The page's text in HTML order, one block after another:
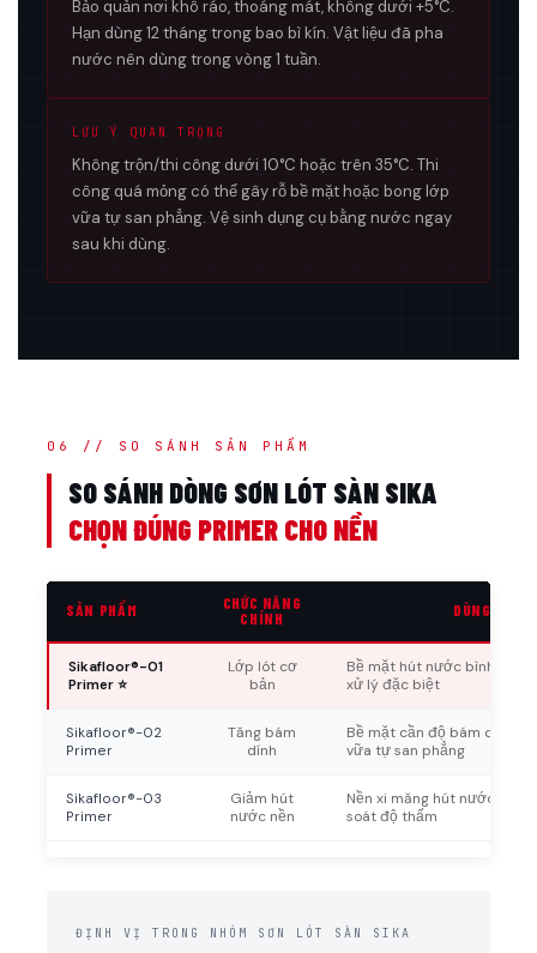
Bảo quản nơi khô ráo, thoáng mát, không dưới +5°C.
Hạn dùng 12 tháng trong bao bì kín. Vật liệu đã pha
nước nên dùng trong vòng 1 tuần.
LƯU Ý QUAN TRỌNG
Không trộn/thi công dưới 10°C hoặc trên 35°C. Thi
công quá mỏng có thể gây rỗ bề mặt hoặc bong lớp
vữa tự san phẳng. Vệ sinh dụng cụ bằng nước ngay
sau khi dùng.
06 // SO SÁNH SẢN PHẨM
SO SÁNH DÒNG SƠN LÓT SÀN SIKA
CHỌN ĐÚNG PRIMER CHO NỀN
SẢN PHẨM
CHỨC NĂNG
CHÍNH
DÙNG KHI
Sikafloor®-01
Primer ⭐
Lớp lót cơ
bản
Bề mặt hút nước bình
xử lý đặc biệt
Sikafloor®-02
Primer
Tăng bám
dính
Bề mặt cần độ bám dính
vữa tự san phẳng
Sikafloor®-03
Primer
Giảm hút
nước nền
Nền xi măng hút nước
soát độ thấm
ĐỊNH VỊ TRONG NHÓM SƠN LÓT SÀN SIKA